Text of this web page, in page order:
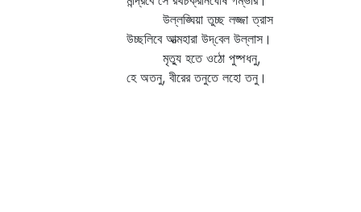
উল্লঙ্ঘিয়া তুচ্ছ লজ্জা ত্রাস
উচ্ছলিবে আত্মহারা উদ্‌বেল উল্লাস।
মৃত্যু হতে ওঠো পুষ্পধনু,
হে অতনু, বীরের তনুতে লহো তনু।